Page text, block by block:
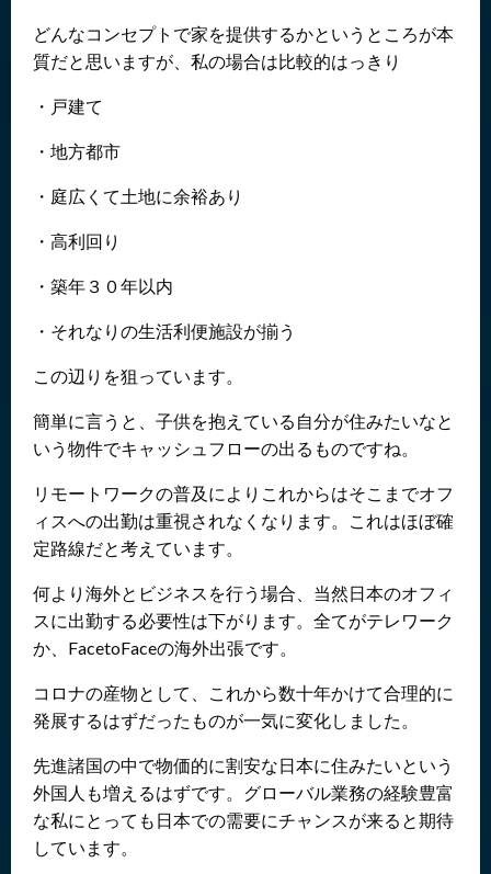
どんなコンセプトで家を提供するかというところが本
質だと思いますが、私の場合は比較的はっきり
・戸建て
・地方都市
・庭広くて土地に余裕あり
・高利回り
・築年３０年以内
・それなりの生活利便施設が揃う
この辺りを狙っています。
簡単に言うと、子供を抱えている自分が住みたいなと
いう物件でキャッシュフローの出るものですね。
リモートワークの普及によりこれからはそこまでオフ
ィスへの出勤は重視されなくなります。これはほぼ確
定路線だと考えています。
何より海外とビジネスを行う場合、当然日本のオフィ
スに出勤する必要性は下がります。全てがテレワーク
か、FacetoFaceの海外出張です。
コロナの産物として、これから数十年かけて合理的に
発展するはずだったものが一気に変化しました。
先進諸国の中で物価的に割安な日本に住みたいという
外国人も増えるはずです。グローバル業務の経験豊富
な私にとっても日本での需要にチャンスが来ると期待
しています。